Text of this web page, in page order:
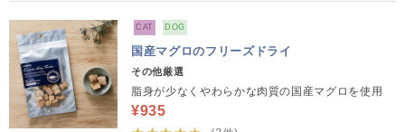
CAT DOG
国産マグロのフリーズドライ
その他厳選
脂身が少なくやわらかな肉質の国産マグロを使用
¥935